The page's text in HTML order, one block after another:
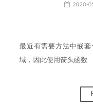
2020-
最近有需要方法中嵌
域，因此使用箭头函数